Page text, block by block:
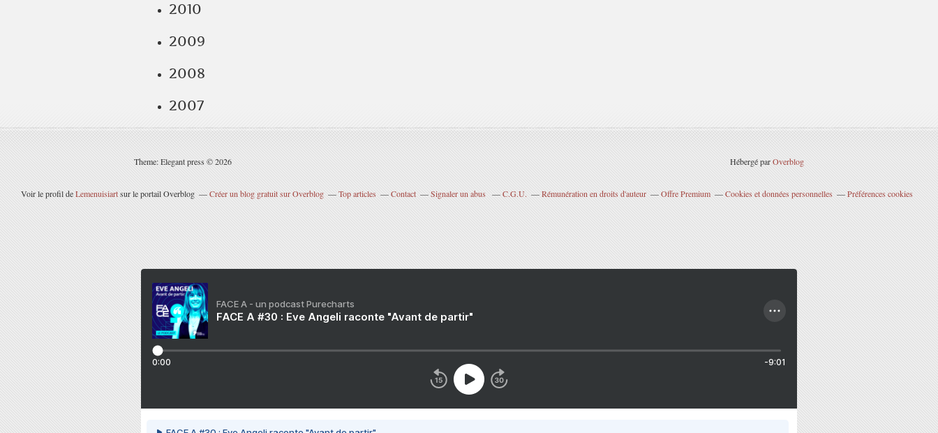
2010
2009
2008
2007
Theme: Elegant press © 2026 Hébergé parOverblog
Voir le profil deLemenuisiartsur le portail Overblog Créer un blog gratuit sur Overblog Top articles Contact Signaler un abus C.G.U. Rémunération en droits d'auteur Offre Premium Cookies et données personnelles Préférences cookies
FACE A - un podcast Purecharts
FACE A #30 : Eve Angeli raconte "Avant de partir"
0:00 -9:01